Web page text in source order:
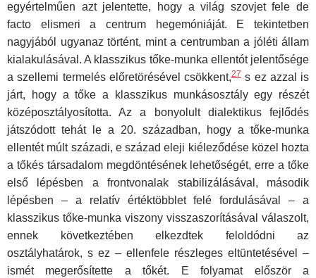
egyértelműen azt jelentette, hogy a világ szovjet fele de
facto elismeri a centrum hegemóniáját. E tekintetben
nagyjából ugyanaz történt, mint a centrumban a jóléti állam
kialakulásával. A klasszikus tőke-munka ellentót jelentősége
a szellemi termelés előretörésével csök­kent,27 s ez azzal is
járt, hogy a tőke a klasszikus munkásosztály egy részét
középosztályosította. Az a bonyolult dialektikus fejlődés
játszódott tehát le a 20. században, hogy a tőke-munka
ellentét múlt századi, e század eleji kiéleződése közel hozta
a tőkés társadalom megdönté­sének lehetőségét, erre a tőke
első lépésben a frontvonalak stabili­zálásával, második
lépésben – a relatív értéktöbblet felé fordulásá­val – a
klasszikus tőke-munka viszony visszaszorításával vála­szolt,
ennek következtében elkezdtek feloldódni az
osztályhatárok, s ez – ellenfele részleges eltüntetésével –
ismét megerősítette a tőkét. E folyamat először a